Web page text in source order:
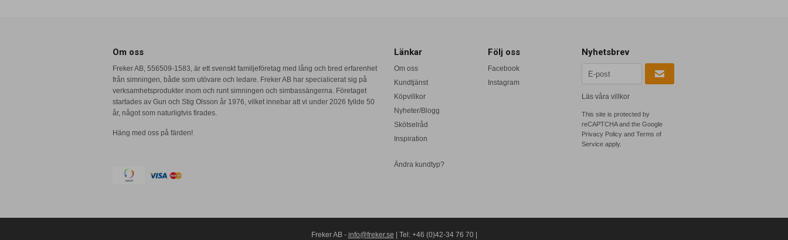
Om oss
Freker AB, 556509-1583, är ett svenskt familjeföretag med lång och bred erfarenhet
från simningen, både som utövare och ledare. Freker AB har specialicerat sig på
verksamhetsprodukter inom och runt simningen och simbassängerna. Företaget
startades av Gun och Stig Olsson år 1976, vilket innebar att vi under 2026 fyllde 50
år, något som naturligtvis firades.
Häng med oss på färden!
Länkar
Om oss
Kundtjänst
Köpvillkor
Nyheter/Blogg
Skötselråd
Inspiration
Ändra kundtyp?
Följ oss
Facebook
Instagram
Nyhetsbrev
Läs våra villkor
This site is protected by
reCAPTCHA and the Google
Privacy Policyand Terms of
Serviceapply.
Freker AB - info@freker.se | Tel: +46 (0)42-34 76 70 |